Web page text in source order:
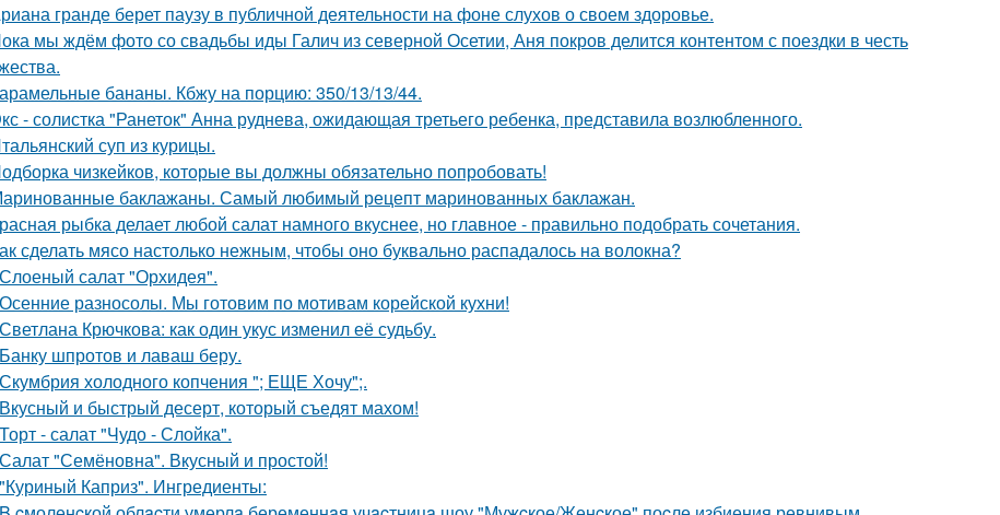
гранде берет паузу в публичной деятельности на фоне слухов о своем здоровье.
мы ждём фото со свадьбы иды Галич из северной Осетии, Аня покров делится контентом с поездки в честь
бананы. Кбжу на порцию: 350/13/13/44.
- солистка "Ранеток" Анна руднева, ожидающая третьего ребенка, представила возлюбленного.
суп из курицы.
чизкейков, которые вы должны обязательно попробовать!
баклажаны. Самый любимый рецепт маринованных баклажан.
рыбка делает любой салат намного вкуснее, но главное - правильно подобрать сочетания.
сделать мясо настолько нежным, чтобы оно буквально распадалось на волокна?
Слоеный салат "Орхидея".
Осенние разносолы. Мы готовим по мотивам корейской кухни!
Светлана Крючкова: как один укус изменил её судьбу.
Банку шпротов и лаваш беру.
Скумбрия холодного копчения "; ЕЩЕ Хочу";.
Вкусный и быстрый десерт, который съедят махом!
Торт - салат "Чудо - Слойка".
Салат "Семёновна". Вкусный и простой!
"Куриный Каприз". Ингредиенты: